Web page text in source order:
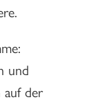
und
auf der